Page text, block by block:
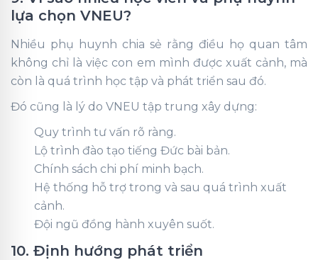
lựa chọn VNEU?
Nhiều phụ huynh chia sẻ rằng điều họ quan tâm
không chỉ là việc con em mình được xuất cảnh, mà
còn là quá trình học tập và phát triển sau đó.
Đó cũng là lý do VNEU tập trung xây dựng:
Quy trình tư vấn rõ ràng.
Lộ trình đào tạo tiếng Đức bài bản.
Chính sách chi phí minh bạch.
Hệ thống hỗ trợ trong và sau quá trình xuất
cảnh.
Đội ngũ đồng hành xuyên suốt.
10. Định hướng phát triển